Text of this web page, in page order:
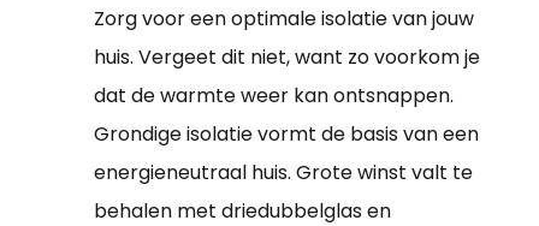
Zorg voor een optimale isolatie van jouw
huis. Vergeet dit niet, want zo voorkom je
dat de warmte weer kan ontsnappen.
Grondige isolatie vormt de basis van een
energieneutraal huis. Grote winst valt te
behalen met driedubbelglas en